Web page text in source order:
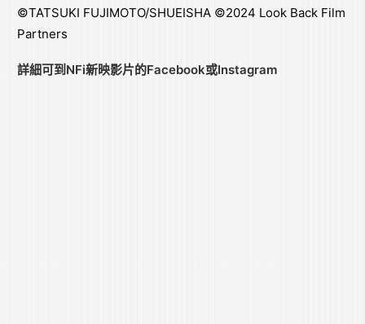
©TATSUKI FUJIMOTO/SHUEISHA ©2024 Look Back Film
Partners
詳細可到NFi新映影片的Facebook或Instagram